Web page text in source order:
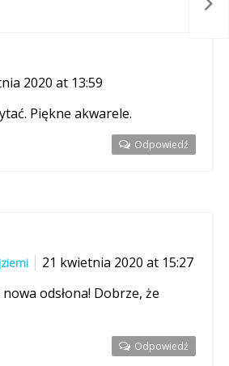
2020 at 13:59
Piękne akwarele.
Odpowiedź
21 kwietnia 2020 at 15:27
odsłona! Dobrze, że
Odpowiedź